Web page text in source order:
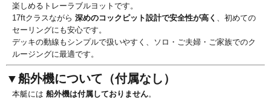
楽しめるトレーラブルヨットです。
17ftクラスながら 深めのコックピット設計で安全性が高く 、初めての
セーリングにも安心です。
デッキの動線もシンプルで扱いやすく、ソロ・ご夫婦・ご家族でのク
ルージングに最適です。
▼船外機について（付属なし）
本艇には 船外機は付属しておりません。